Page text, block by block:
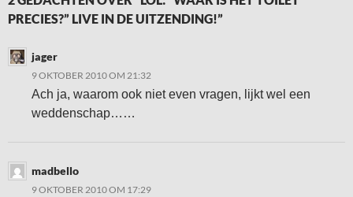
PRECIES?” LIVE IN DE UITZENDING!”
jager
9 OKTOBER 2010 OM 21:32
Ach ja, waarom ook niet even vragen, lijkt wel een
weddenschap……
madbello
9 OKTOBER 2010 OM 17:29